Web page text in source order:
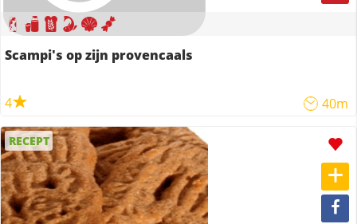
Scampi's op zijn provencaals
4 40m
RECEPT